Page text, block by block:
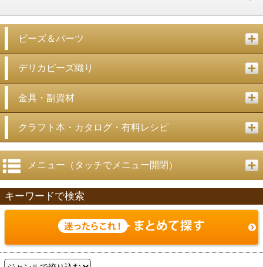
ビーズ＆パーツ
デリカビーズ織り
金具・副資材
クラフト本・カタログ・有料レシピ
メニュー（タッチでメニュー開閉）
キーワードで検索